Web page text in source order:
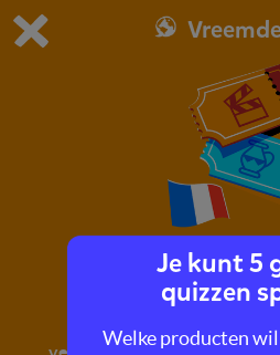
Dit is de gratis
Bestel
0
Een
In deze quiz leer je
Je kunt 5
quizzen
Welke producten